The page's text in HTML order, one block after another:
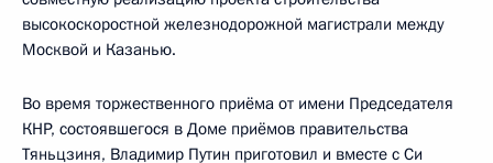
высокоскоростной железнодорожной магистрали между
Москвой и Казанью.
Во время торжественного приёма от имени Председателя
КНР, состоявшегося в Доме приёмов правительства
Тяньцзиня, Владимир Путин приготовил и вместе с Си